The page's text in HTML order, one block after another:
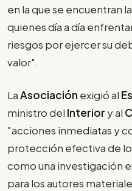
en la que se encuentran
quienes día a día
riesgos por ejercer su
valor".
LaAsociación exigió al
ministro del Interior y al
"acciones inmediatas y
protección efectiva de
como una investigación
para los autores